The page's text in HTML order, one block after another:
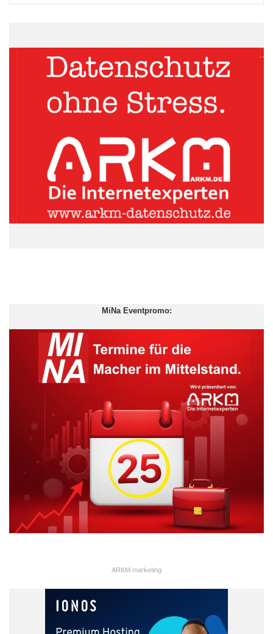
Behandlungen, die mangelnde Verfügbarkeit von effizienten
Medikamenten gegen Begleitinfektionen und weiterhin
überteuerte neuere Medikamente bedrohen die Gesundheit von
Millionen von HIV-Infizierten. Wie man diese Herausforderungen
angehen kann, und welche Strategien Ärzte ohne Grenzen auf
medizinischer und politischer Ebene fordert, wird in diesem
Der Referent, Philipp Frisch, ist Koordinator der
Medikamentenkampagne in Berlin.Sie fordert die
Verantwortlichen in Forschung, Politik und Industrie auf,
dringend benötigte Medikamente in ärmeren Ländern zu
erschwinglichen Preisen zugänglich zu machen und neue
Arzneimittel, Impfstoffe und Diagnostika zu erforschen.
AIDS
Expertenportal Freiwilligenarbeit
MiNa Eventpromo:
ARKM.marketing